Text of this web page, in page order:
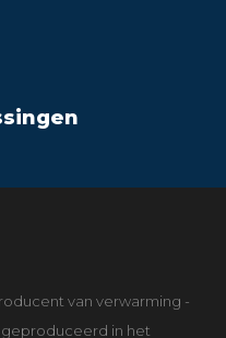
van verwarming -
in het